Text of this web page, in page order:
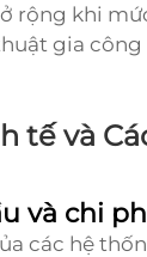
rộng khi
gia công
tế và
và chi
các hệ